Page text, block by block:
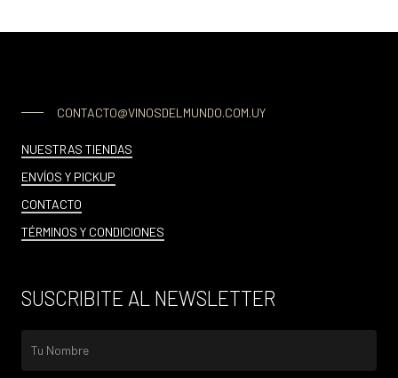
CONTACTO@VINOSDELMUNDO.COM.UY
NUESTRAS TIENDAS
ENVÍOS Y PICKUP
CONTACTO
TÉRMINOS Y CONDICIONES
SUSCRIBITE AL NEWSLETTER